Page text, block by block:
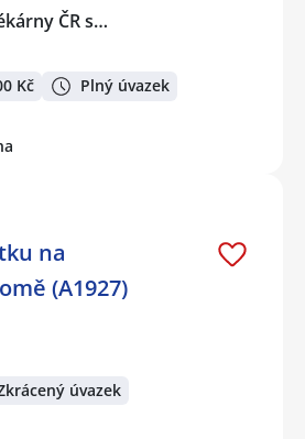
ČR s…
Kč Plný úvazek
na
(A1927)
úvazek